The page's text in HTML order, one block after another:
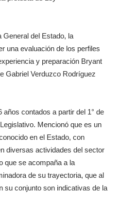
General del Estado, la
una evaluación de los perfiles
y preparación Bryant
Gabriel Verduzco Rodríguez
contados a partir del 1° de
Mencionó que es un
en el Estado, con
diversas actividades del sector
que se acompaña a la
de su trayectoria, que al
su conjunto son indicativas de la